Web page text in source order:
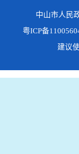
中山市人民
粤ICP备
建议